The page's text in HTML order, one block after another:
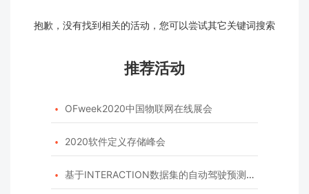
抱歉，没有找到相关的活动，您可以尝试其它关键词搜索
推荐活动
 OFweek2020中国物联网在线展会
 2020软件定义存储峰会
 基于INTERACTION数据集的自动驾驶预测模型挑战赛